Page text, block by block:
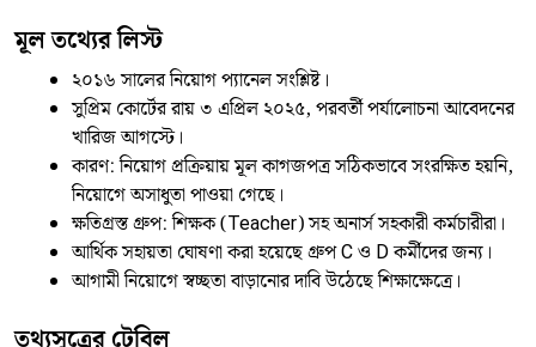
মূল তথ্যের লিস্ট
২০১৬ সালের নিয়োগ প্যানেল সংশ্লিষ্ট।
সুপ্রিম কোর্টের রায় ৩ এপ্রিল ২০২৫, পরবর্তী পর্যালোচনা আবেদনের
খারিজ আগস্টে।
কারণ: নিয়োগ প্রক্রিয়ায় মূল কাগজপত্র সঠিকভাবে সংরক্ষিত হয়নি,
নিয়োগে অসাধুতা পাওয়া গেছে।
ক্ষতিগ্রস্ত গ্রুপ: শিক্ষক (Teacher) সহ অনার্স সহকারী কর্মচারীরা।
আর্থিক সহায়তা ঘোষণা করা হয়েছে গ্রুপ C ও D কর্মীদের জন্য।
আগামী নিয়োগে স্বচ্ছতা বাড়ানোর দাবি উঠেছে শিক্ষাক্ষেত্রে।